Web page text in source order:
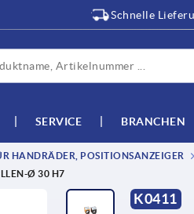
Schnelle
SERVICE BRANCHEN
HANDRÄDER, POSITIONSANZEIGER
Ø 30 H7
K0411